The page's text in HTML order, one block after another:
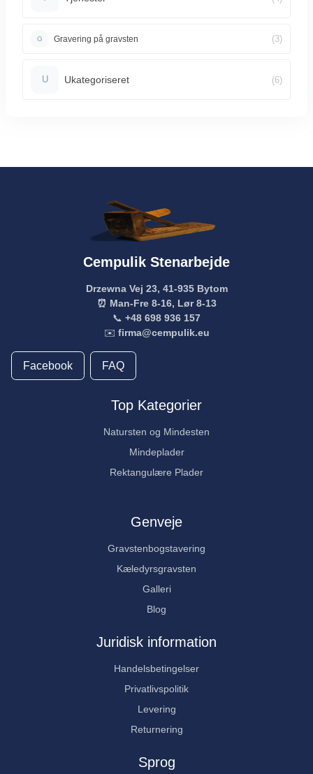
G Gravering på gravsten (3)
U Ukategoriseret (6)
Cempulik Stenarbejde
Drzewna Vej 23, 41-935 Bytom
⏰ Man-Fre 8-16, Lør 8-13
📞 +48 698 936 157
✉️ firma@cempulik.eu
Facebook FAQ
Top Kategorier
Natursten og Mindesten
Mindeplader
Rektangulære Plader
Genveje
Gravstenbogstavering
Kæledyrsgravsten
Galleri
Blog
Juridisk information
Handelsbetingelser
Privatlivspolitik
Levering
Returnering
Sprog